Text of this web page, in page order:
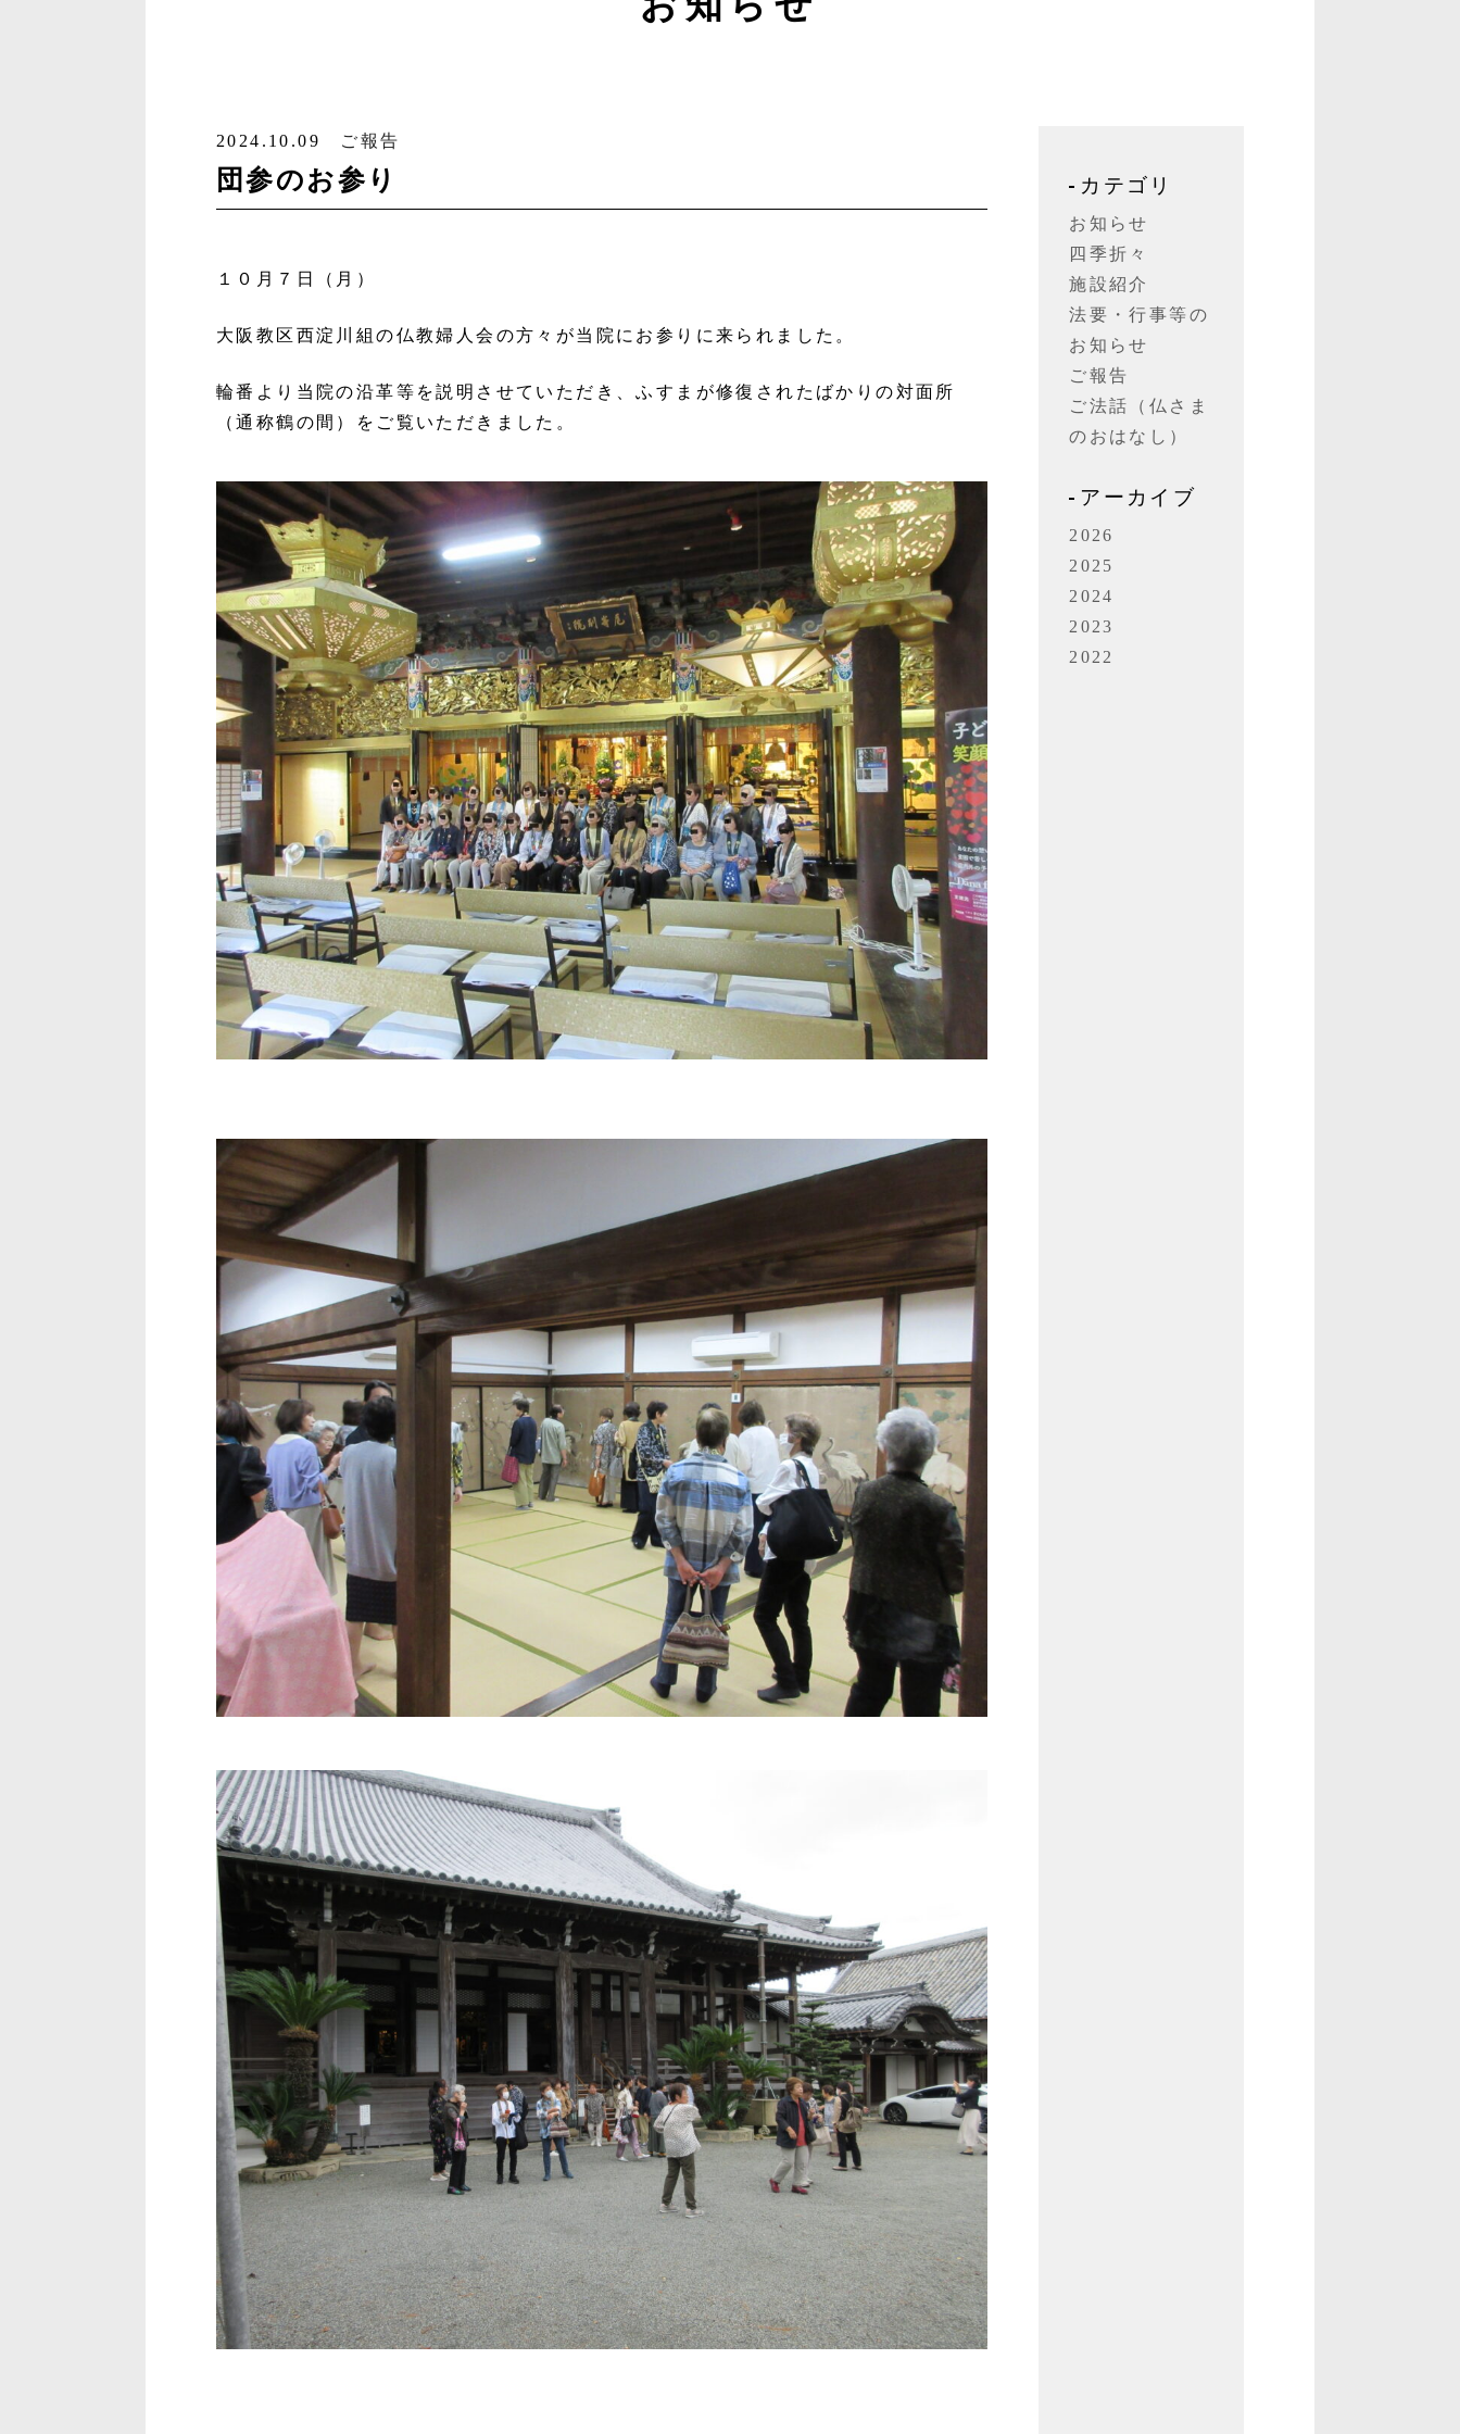
2024.10.09 ご報告
団参のお参り
１０月７日（月）
大阪教区西淀川組の仏教婦人会の方々が当院にお参りに来られました。
輪番より当院の沿革等を説明させていただき、ふすまが修復されたばかりの対面所
（通称鶴の間）をご覧いただきました。
カテゴリ
お知らせ
四季折々
施設紹介
法要・行事等の
お知らせ
ご報告
ご法話（仏さま
のおはなし）
アーカイブ
2026
2025
2024
2023
2022